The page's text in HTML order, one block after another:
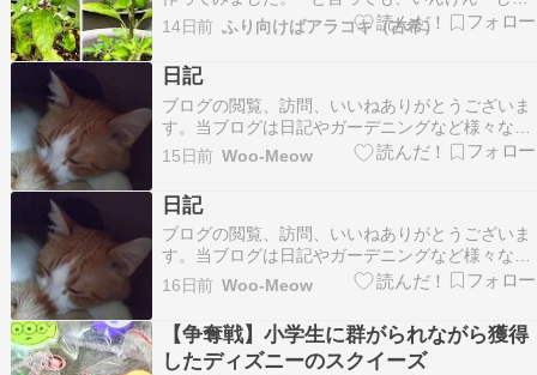
とうとミニトマトだけですが。 今の所6本収穫
できました。 これからもっと増えるかしら？
苗は198円X2＝396円。 まだまだ元取ってない
わね。 そしてこちらはミニ…
14日前 ふり向けばアラコキ（古希）
日記
ブログの閲覧、訪問、いいねありがとうございま
す。当ブログは日記やガーデニングなど様々なも
のを書き残しているブログです。たまにリブログ
もさせて頂いています。フォロー等お好きにどう
ぞ。ランキング参加しています。 良ければクリッ
クお願いします。 男性にサイズはLLと先に言わ
れた事から…
15日前 Woo-Meow
日記
ブログの閲覧、訪問、いいねありがとうございま
す。当ブログは日記やガーデニングなど様々なも
のを書き残しているブログです。たまにリブログ
もさせて頂いています。フォロー等お好きにどう
ぞ。ランキング参加しています。 良ければクリッ
クお願いします。 仕事が本格的に決まりました。
派遣で６時…
16日前 Woo-Meow
【争奪戦】小学生に群がられながら獲得
したディズニーのスクイーズ